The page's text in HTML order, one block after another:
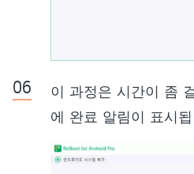
이 과정은 시간이 좀
에 완료 알림이 표시됩